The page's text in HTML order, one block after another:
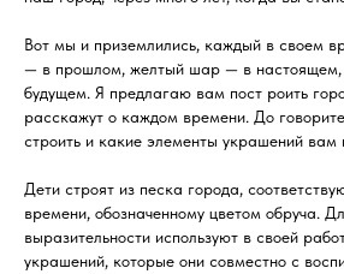
Вот мы и приземлились, каждый в своем
— в прошлом, желтый шар — в
будущем. Я предлагаю вам пост роить
расскажут о каждом времени. До
строить и какие элементы украшений вам
Дети строят из песка города,
времени, обозначенному цветом обруча.
выразительности используют в своей
украшений, которые они совместно с